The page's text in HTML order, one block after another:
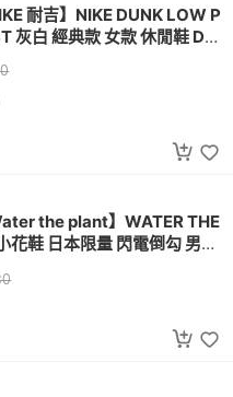
耐吉】NIKE DUNK LOW P
灰白 經典款 女款 休閒鞋 DD
the plant】WATER THE
鞋 日本限量 閃電倒勾 男女